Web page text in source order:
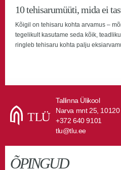
10 tehisarumüüti, mida ei
Kõigil on tehisaru kohta arvamus –
tegelikult kasutame seda kõik,
ringleb tehisaru kohta palju
Tallinna Ülikool
Narva mnt 25, 10120
+372 640 9101
tlu@tlu.ee
ÕPINGUD